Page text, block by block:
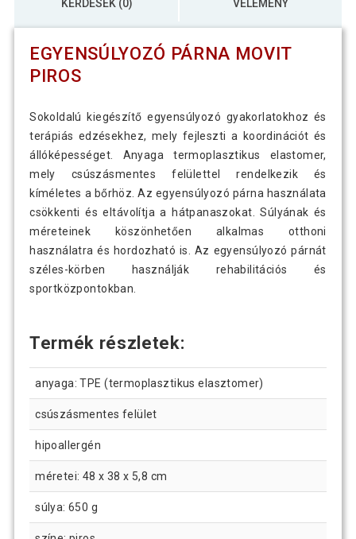
KÉRDÉSEK (0) VÉLEMÉNY
EGYENSÚLYOZÓ PÁRNA MOVIT
PIROS
Sokoldalú kiegészítő egyensúlyozó gyakorlatokhoz és
terápiás edzésekhez, mely fejleszti a koordinációt és
állóképességet. Anyaga termoplasztikus elastomer,
mely csúszásmentes felülettel rendelkezik és
kíméletes a bőrhöz. Az egyensúlyozó párna használata
csökkenti és eltávolítja a hátpanaszokat. Súlyának és
méreteinek köszönhetően alkalmas otthoni
használatra és hordozható is. Az egyensúlyozó párnát
széles-körben használják rehabilitációs és
sportközpontokban.
Termék részletek:
anyaga: TPE (termoplasztikus elasztomer)
csúszásmentes felület
hipoallergén
méretei: 48 x 38 x 5,8 cm
súlya: 650 g